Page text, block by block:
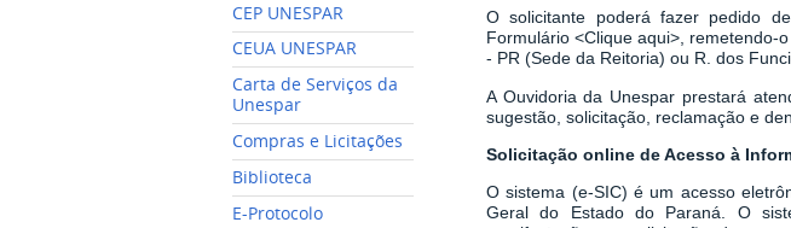
CEP UNESPAR
CEUA UNESPAR
Carta de Serviços da
Unespar
Compras e Licitações
Biblioteca
E-Protocolo
O solicitante poderá fazer pedido
Formulário <Clique aqui>, remetendo-
- PR (Sede da Reitoria) ou R. dos
A Ouvidoria da Unespar prestará
sugestão, solicitação, reclamação e
Solicitação online de Acesso à
O sistema (e-SIC) é um acesso
Geral do Estado do Paraná. O